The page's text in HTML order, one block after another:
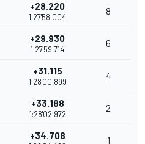
+28.220
1:27'58.004
8
+29.930
1:27'59.714
6
+31.115
1:28'00.899
4
+33.188
1:28'02.972
2
+34.708 1